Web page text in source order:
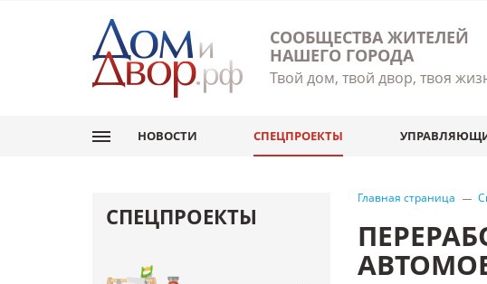
СООБЩЕСТВА ЖИТЕЛЕЙ
НАШЕГО ГОРОДА
Твой дом, твой двор, твоя
НОВОСТИ СПЕЦПРОЕКТЫ
Главная страница
СПЕЦПРОЕКТЫ